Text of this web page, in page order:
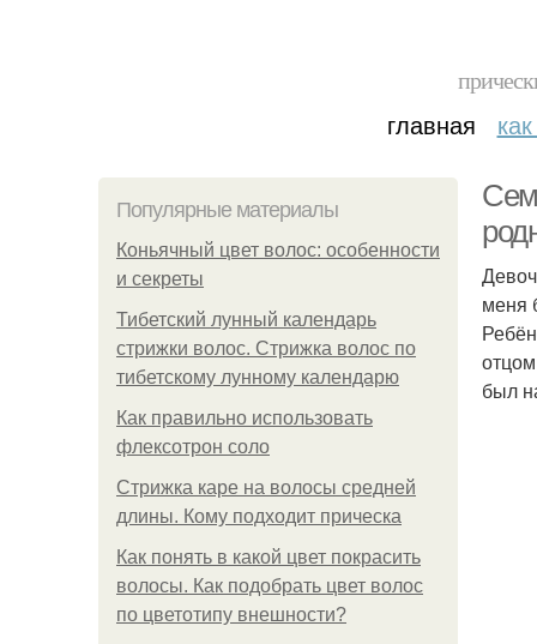
главная
Популярные материалы
Коньячный цвет волос: особенности
и секреты
Тибетский лунный календарь
стрижки волос. Стрижка волос по
тибетскому лунному календарю
Как правильно использовать
флексотрон соло
Стрижка каре на волосы средней
длины. Кому подходит прическа
Как понять в какой цвет покрасить
волосы. Как подобрать цвет волос
по цветотипу внешности?
меня
был